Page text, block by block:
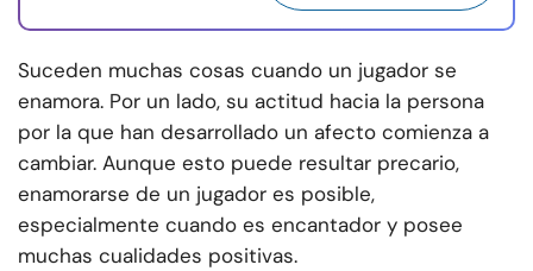
Suceden muchas cosas cuando un jugador se
enamora. Por un lado, su actitud hacia la persona
por la que han desarrollado un afecto comienza a
cambiar. Aunque esto puede resultar precario,
enamorarse de un jugador es posible,
especialmente cuando es encantador y posee
muchas cualidades positivas.